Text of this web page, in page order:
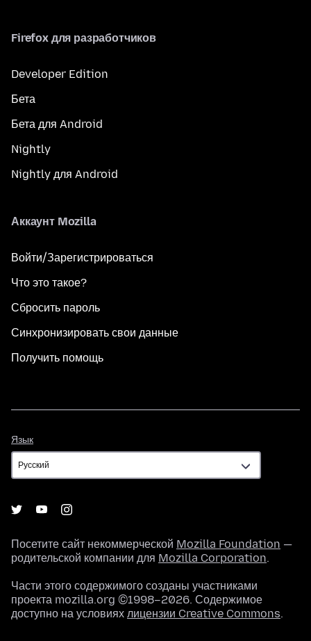
Firefox для разработчиков
Developer Edition
Бета
Бета для Android
Nightly
Nightly для Android
Аккаунт Mozilla
Войти/Зарегистрироваться
Что это такое?
Сбросить пароль
Синхронизировать свои данные
Получить помощь
Язык
Посетите сайт некоммерческой Mozilla Foundation —
родительской компании для Mozilla Corporation.
Части этого содержимого созданы участниками
проекта mozilla.org ©1998–2026. Содержимое
доступно на условиях лицензии Creative Commons.